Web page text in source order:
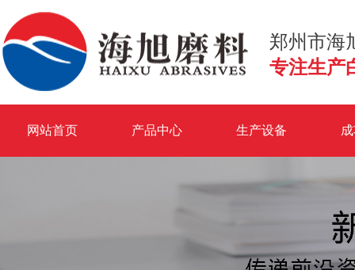
郑州市海
专注生产
网站首页 产品中心 生产设备